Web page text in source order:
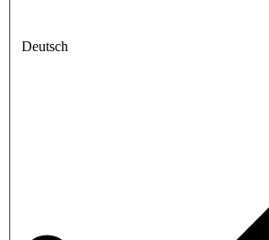
Deutsch